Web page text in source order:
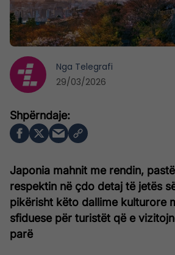
Japonia mahnit me rendin,
respektin në çdo detaj të jetës
pikërisht këto dallime kulturore
sfiduese për turistët që e
parë
Nga Telegrafi
29/03/2026